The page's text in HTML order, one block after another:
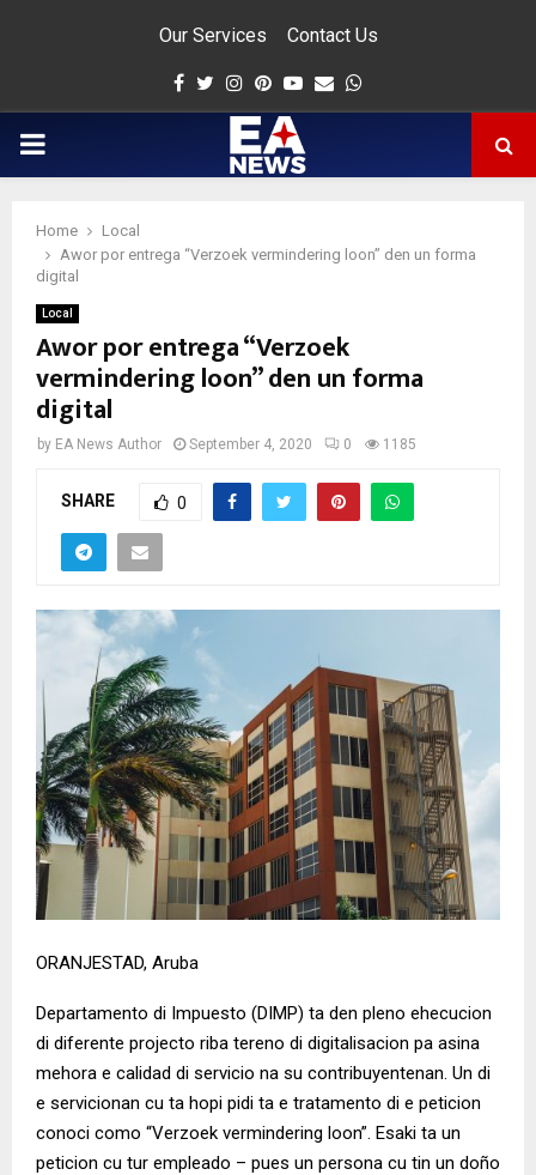
Our Services Contact Us
Facebook
Twitter
Instagram
Pinterest
Youtube
Email
PRIMARY
Home
Local
Awor por entrega “Verzoek vermindering loon” den un forma
digital
Local
Awor por entrega “Verzoek
vermindering loon” den un forma
digital
by EA News Author September 4, 2020 0 1185
SHARE 0
ORANJESTAD, Aruba
Departamento di Impuesto (DIMP) ta den pleno ehecucion
di diferente projecto riba tereno di digitalisacion pa asina
mehora e calidad di servicio na su contribuyentenan. Un di
e servicionan cu ta hopi pidi ta e tratamento di e peticion
conoci como “Verzoek vermindering loon”. Esaki ta un
peticion cu tur empleado – pues un persona cu tin un doño